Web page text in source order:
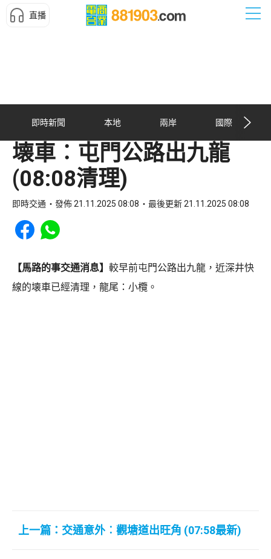
直播
即時新聞 本地 兩岸 國際
壊車︰屯門公路出九龍
(08:08清理)
即時交通 發佈 21.11.2025 08:08 最後更新 21.11.2025 08:08
Share to Facebook
Share to WhatsApp
【馬路的事交通消息】 較早前屯門公路出九龍，近深井快
線的壊車已經清理，龍尾：小欖。
上一篇：交通意外︰觀塘道出旺角 (07:58最新)